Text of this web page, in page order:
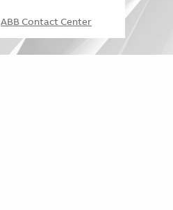
ABB Contact Center